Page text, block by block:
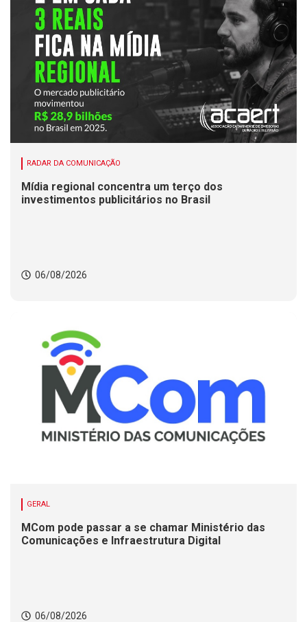
RADAR DA COMUNICAÇÃO
Mídia regional concentra um terço dos
investimentos publicitários no Brasil
06/08/2026
GERAL
MCom pode passar a se chamar Ministério das
Comunicações e Infraestrutura Digital
06/08/2026